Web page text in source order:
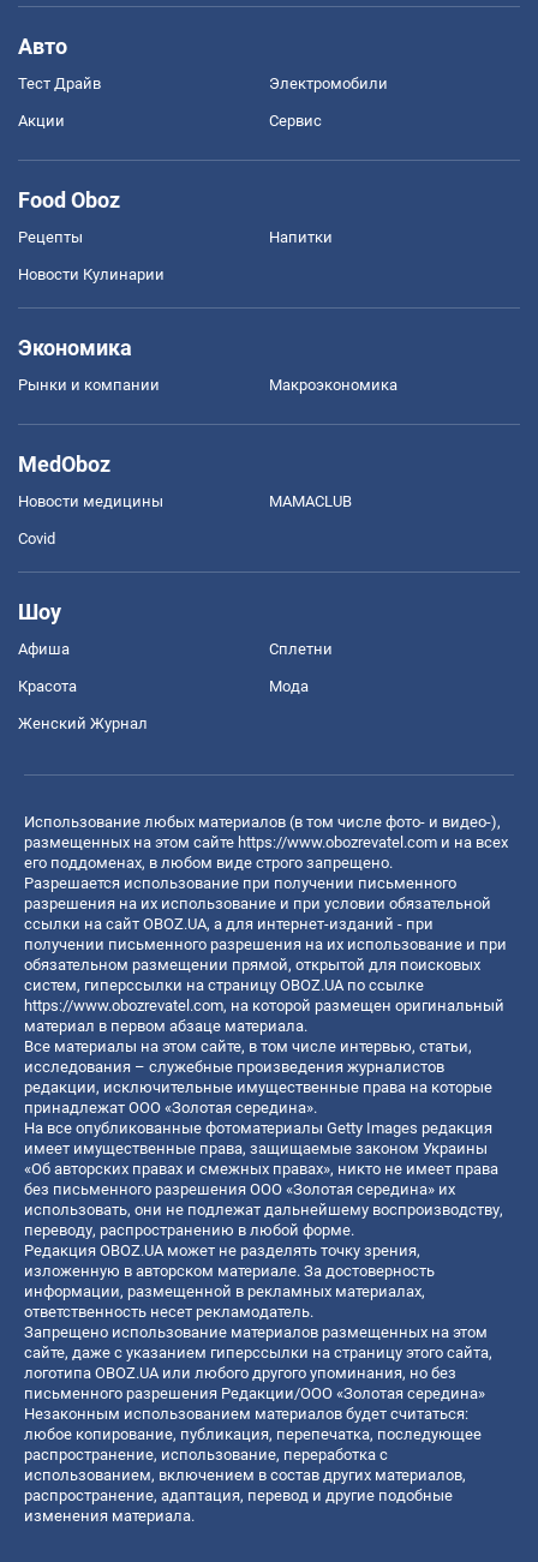
Авто
Тест Драйв Электромобили
Акции Сервис
Food Oboz
Рецепты Напитки
Новости Кулинарии
Экономика
Рынки и компании Mакроэкономика
MedOboz
Новости медицины MAMACLUB
Covid
Шоу
Афиша Сплетни
Красота Мода
Женский Журнал
Использование любых материалов (в том числе фото- и видео-),
размещенных на этом сайте https://www.obozrevatel.com и на всех
его поддоменах, в любом виде строго запрещено.
Разрешается использование при получении письменного
разрешения на их использование и при условии обязательной
ссылки на сайт OBOZ.UA, а для интернет-изданий - при
получении письменного разрешения на их использование и при
обязательном размещении прямой, открытой для поисковых
систем, гиперссылки на страницу OBOZ.UA по ссылке
https://www.obozrevatel.com, на которой размещен оригинальный
материал в первом абзаце материала.
Все материалы на этом сайте, в том числе интервью, статьи,
исследования – служебные произведения журналистов
редакции, исключительные имущественные права на которые
принадлежат ООО «Золотая середина».
На все опубликованные фотоматериалы Getty Images редакция
имеет имущественные права, защищаемые законом Украины
«Об авторских правах и смежных правах», никто не имеет права
без письменного разрешения ООО «Золотая середина» их
использовать, они не подлежат дальнейшему воспроизводству,
переводу, распространению в любой форме.
Редакция OBOZ.UA может не разделять точку зрения,
изложенную в авторском материале. За достоверность
информации, размещенной в рекламных материалах,
ответственность несет рекламодатель.
Запрещено использование материалов размещенных на этом
сайте, даже с указанием гиперссылки на страницу этого сайта,
логотипа OBOZ.UA или любого другого упоминания, но без
письменного разрешения Редакции/ООО «Золотая середина»
Незаконным использованием материалов будет считаться:
любое копирование, публикация, перепечатка, последующее
распространение, использование, переработка с
использованием, включением в состав других материалов,
распространение, адаптация, перевод и другие подобные
изменения материала.